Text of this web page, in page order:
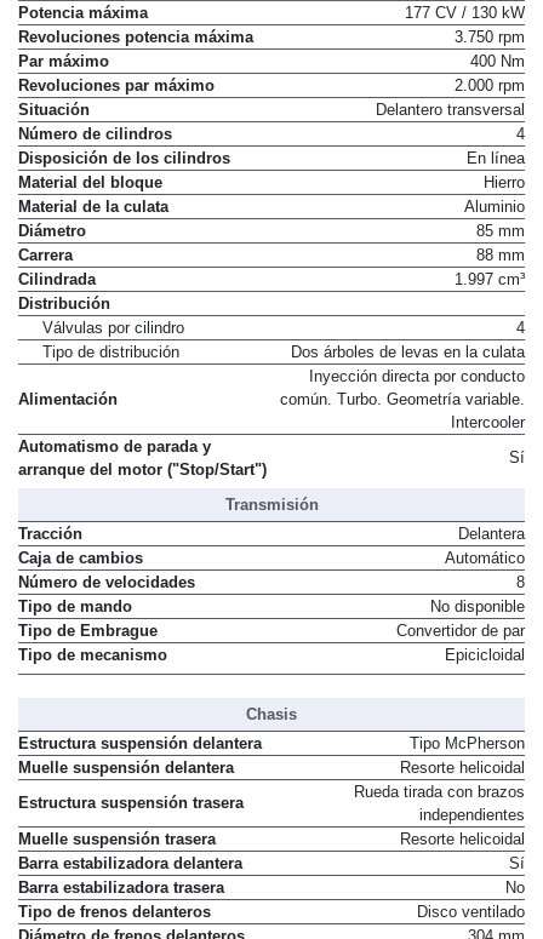
Potencia máxima
177 CV / 130 kW
Revoluciones potencia máxima
3.750 rpm
Par máximo
400 Nm
Revoluciones par máximo
2.000 rpm
Situación
Delantero transversal
Número de cilindros
4
Disposición de los cilindros
En línea
Material del bloque
Hierro
Material de la culata
Aluminio
Diámetro
85 mm
Carrera
88 mm
Cilindrada
1.997 cm³
Distribución
Válvulas por cilindro
4
Tipo de distribución
Dos árboles de levas en la culata
Alimentación
Inyección directa por conducto
común. Turbo. Geometría variable.
Intercooler
Automatismo de parada y
arranque del motor ("Stop/Start")
Sí
Transmisión
Tracción
Delantera
Caja de cambios
Automático
Número de velocidades
8
Tipo de mando
No disponible
Tipo de Embrague
Convertidor de par
Tipo de mecanismo
Epicicloidal
Chasis
Estructura suspensión delantera
Tipo McPherson
Muelle suspensión delantera
Resorte helicoidal
Estructura suspensión trasera
Rueda tirada con brazos
independientes
Muelle suspensión trasera
Resorte helicoidal
Barra estabilizadora delantera
Sí
Barra estabilizadora trasera
No
Tipo de frenos delanteros
Disco ventilado